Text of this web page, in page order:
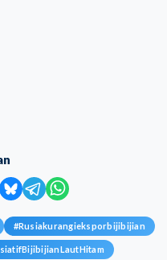
#Rusiakurangieksporbijibijian